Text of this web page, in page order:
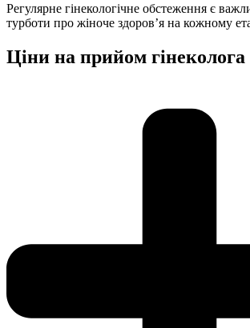
Регулярне гінекологічне обстеження є
турботи про жіноче здоров’я на кожному
Ціни на прийом гінеколога